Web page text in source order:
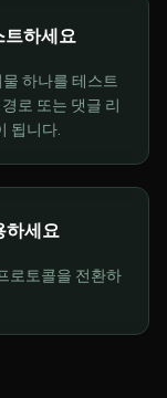
하세요
하나를 테스트
로 또는 댓글 리
됩니다.
하세요
로토콜을 전환하